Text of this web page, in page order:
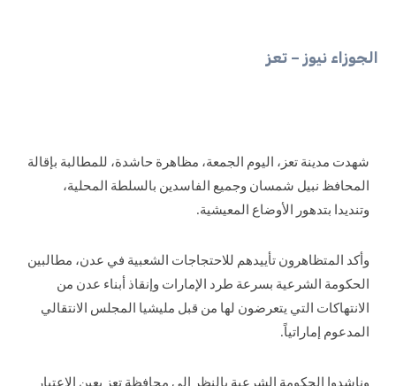
الجوزاء نيوز – تعز
شهدت مدينة تعز، اليوم الجمعة، مظاهرة حاشدة، للمطالبة بإقالة
المحافظ نبيل شمسان وجميع الفاسدين بالسلطة المحلية،
وتنديدا بتدهور الأوضاع المعيشية.
وأكد المتظاهرون تأييدهم للاحتجاجات الشعبية في عدن، مطالبين
الحكومة الشرعية بسرعة طرد الإمارات وإنقاذ أبناء عدن من
الانتهاكات التي يتعرضون لها من قبل مليشيا المجلس الانتقالي
المدعوم إماراتياً.